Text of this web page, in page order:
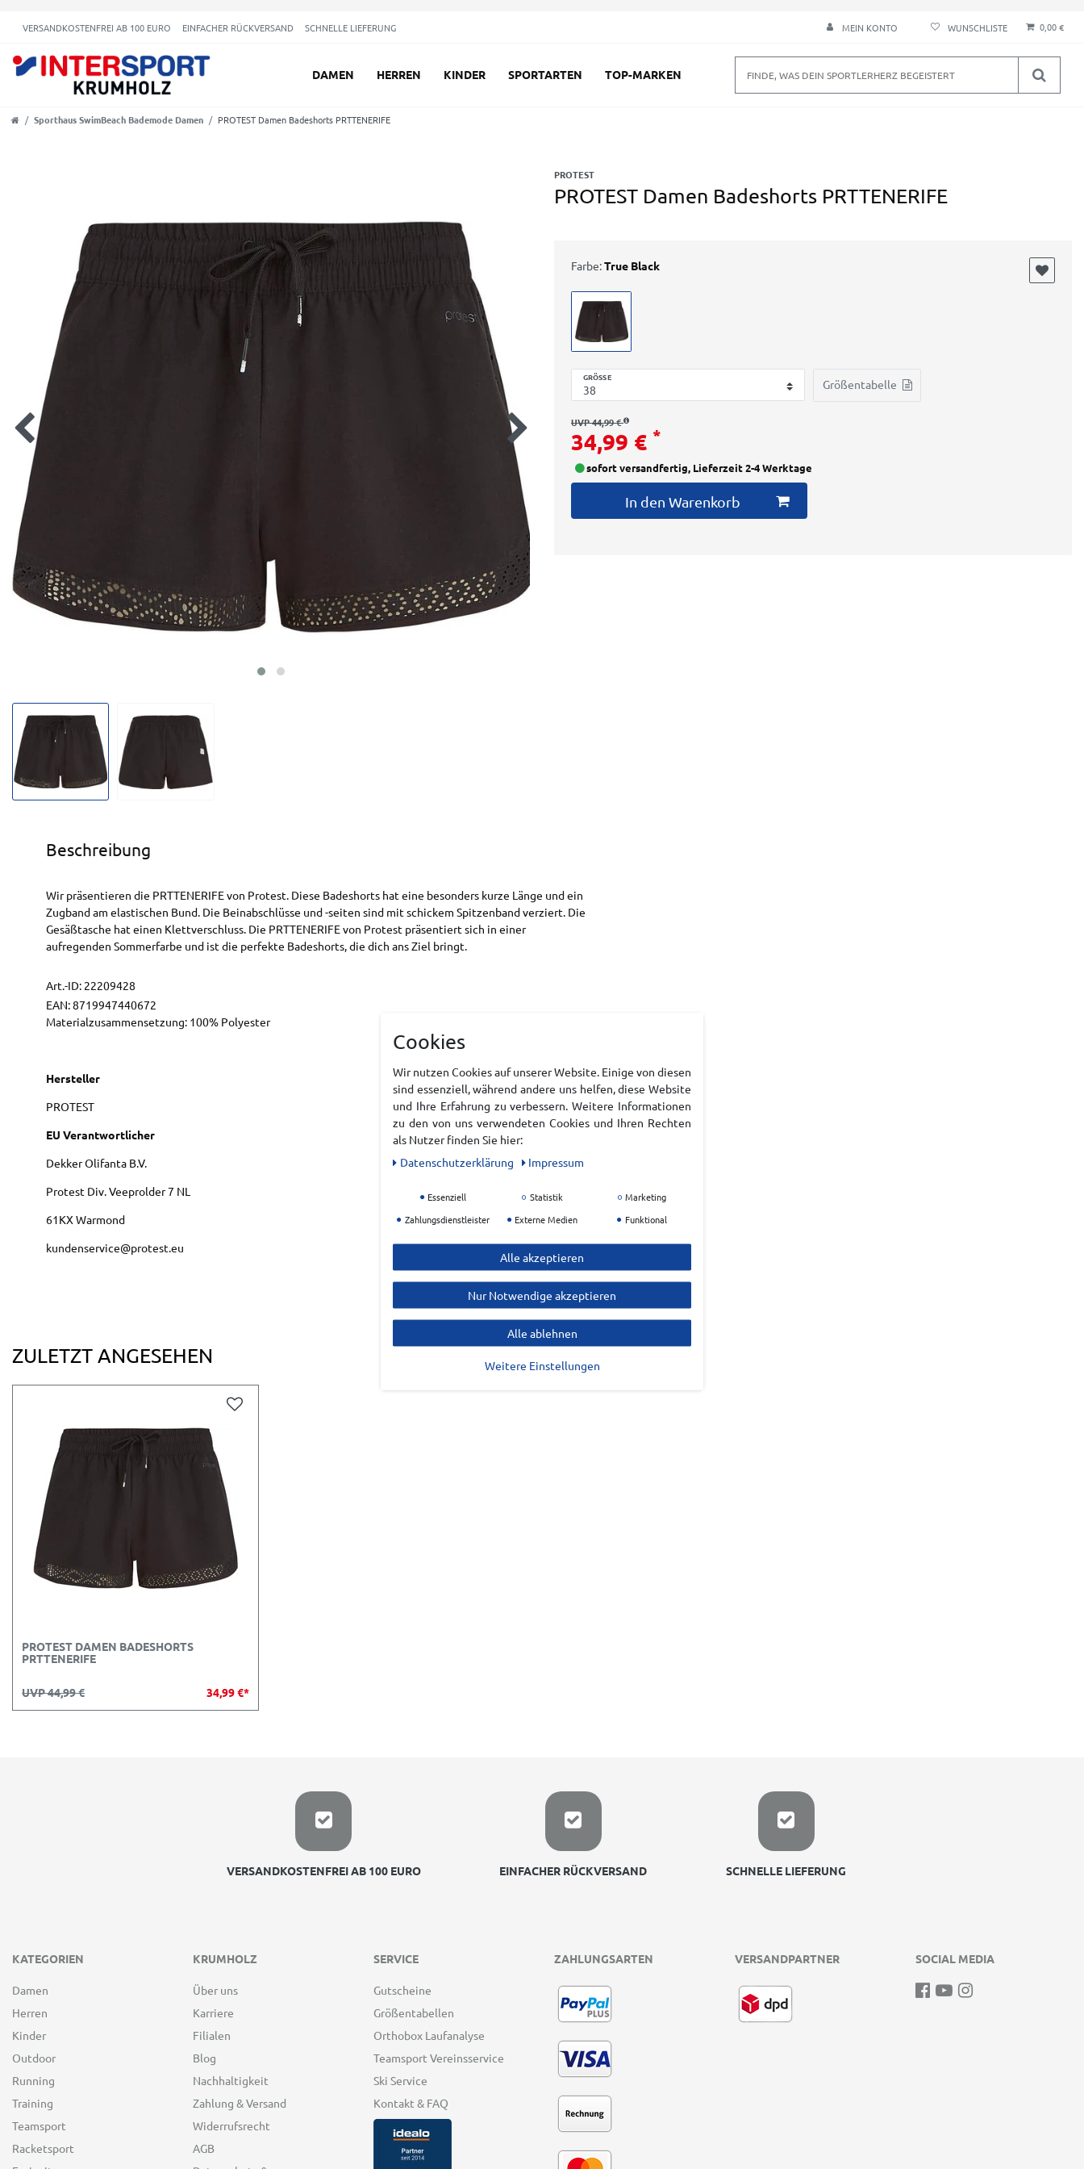
VERSANDKOSTENFREI AB 100 EURO EINFACHER RÜCKVERSAND SCHNELLE LIEFERUNG MEIN KONTO 0,00 €
DAMEN HERREN KINDER SPORTARTEN TOP-MARKEN
Sporthaus SwimBeach Bademode Damen PROTEST Damen Badeshorts PRTTENERIFE
PROTEST
PROTEST Damen Badeshorts PRTTENERIFE
GRÖSSE
Größentabelle
Farbe:True Black
UVP 44,99 €
34,99 € *
sofort versandfertig, Lieferzeit 2-4 Werktage
In den Warenkorb
Beschreibung
Wir präsentieren die PRTTENERIFE von Protest. Diese Badeshorts hat eine besonders kurze Länge und ein
Zugband am elastischen Bund. Die Beinabschlüsse und -seiten sind mit schickem Spitzenband verziert. Die
Gesäßtasche hat einen Klettverschluss. Die PRTTENERIFE von Protest präsentiert sich in einer
aufregenden Sommerfarbe und ist die perfekte Badeshorts, die dich ans Ziel bringt.
Art.-ID: 22209428
EAN:8719947440672
Materialzusammensetzung: 100% Polyester
Hersteller
PROTEST
EU Verantwortlicher
Dekker Olifanta B.V.
Protest Div. Veeprolder7 NL
61KX Warmond
kundenservice@protest.eu
ZULETZT ANGESEHEN
PROTEST DAMEN BADESHORTS
PRTTENERIFE
UVP 44,99 € 34,99 €*
VERSANDKOSTENFREI AB 100 EURO EINFACHER RÜCKVERSAND SCHNELLE LIEFERUNG
KATEGORIEN
Damen
Herren
Kinder
Outdoor
Running
Training
Teamsport
Racketsport
KRUMHOLZ
Über uns
Karriere
Filialen
Blog
Nachhaltigkeit
Zahlung & Versand
Widerrufsrecht
AGB
SERVICE
Gutscheine
Größentabellen
Orthobox Laufanalyse
Teamsport Vereinsservice
Ski Service
Kontakt & FAQ
ZAHLUNGSARTEN VERSANDPARTNER SOCIAL MEDIA
Cookies
Wir nutzen Cookies auf unserer Website. Einige von diesen
sind essenziell, während andere uns helfen, diese Website
und Ihre Erfahrung zu verbessern. Weitere Informationen
zu den von uns verwendeten Cookies und Ihren Rechten
als Nutzer finden Sie hier:
Daten­schutz­erklärung
Impressum
Essenziell Statistik
Marketing
Zahlungsdienstleister
Externe Medien Funktional
Alle akzeptieren
Nur Notwendige akzeptieren
Alle ablehnen
Weitere Einstellungen